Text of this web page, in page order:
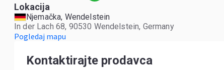
Lokacija
Njemačka, Wendelstein
In der Lach 68, 90530 Wendelstein, Germany
Pogledaj mapu
Kontaktirajte prodavca